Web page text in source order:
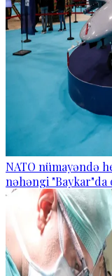
NATO nümayəndə
nəhəngi "Baykar"da